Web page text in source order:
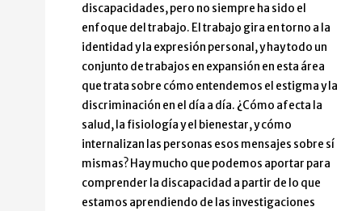
discapacidades, pero no siempre ha sido el
enfoque del trabajo. El trabajo gira en torno a la
identidad y la expresión personal, y hay todo un
conjunto de trabajos en expansión en esta área
que trata sobre cómo entendemos el estigma y la
discriminación en el día a día. ¿Cómo afecta la
salud, la fisiología y el bienestar, y cómo
internalizan las personas esos mensajes sobre sí
mismas? Hay mucho que podemos aportar para
comprender la discapacidad a partir de lo que
estamos aprendiendo de las investigaciones